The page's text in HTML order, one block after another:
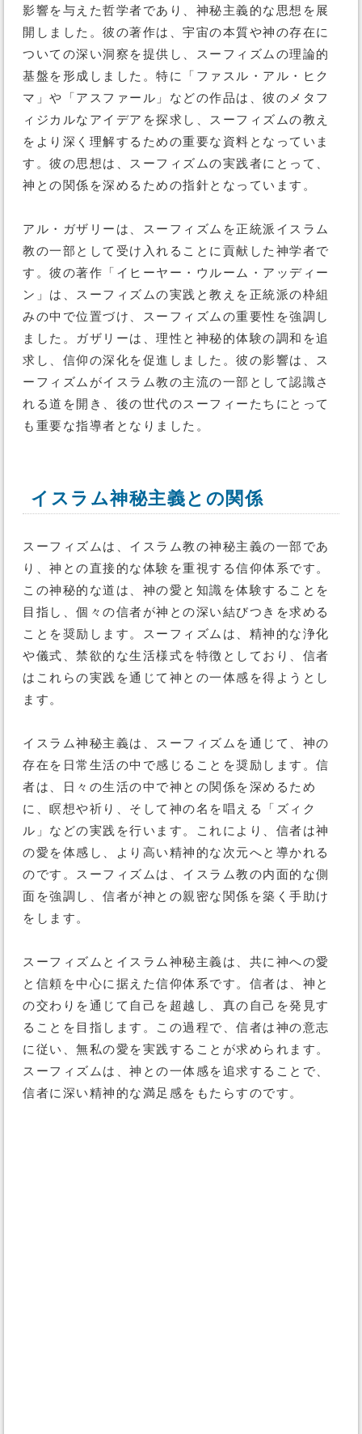
影響を与えた哲学者であり、神秘主義的な思想を展
開しました。彼の著作は、宇宙の本質や神の存在に
ついての深い洞察を提供し、スーフィズムの理論的
基盤を形成しました。特に「ファスル・アル・ヒク
マ」や「アスファール」などの作品は、彼のメタフ
ィジカルなアイデアを探求し、スーフィズムの教え
をより深く理解するための重要な資料となっていま
す。彼の思想は、スーフィズムの実践者にとって、
神との関係を深めるための指針となっています。
アル・ガザリーは、スーフィズムを正統派イスラム
教の一部として受け入れることに貢献した神学者で
す。彼の著作「イヒーヤー・ウルーム・アッディー
ン」は、スーフィズムの実践と教えを正統派の枠組
みの中で位置づけ、スーフィズムの重要性を強調し
ました。ガザリーは、理性と神秘的体験の調和を追
求し、信仰の深化を促進しました。彼の影響は、ス
ーフィズムがイスラム教の主流の一部として認識さ
れる道を開き、後の世代のスーフィーたちにとって
も重要な指導者となりました。
イスラム神秘主義との関係
スーフィズムは、イスラム教の神秘主義の一部であ
り、神との直接的な体験を重視する信仰体系です。
この神秘的な道は、神の愛と知識を体験することを
目指し、個々の信者が神との深い結びつきを求める
ことを奨励します。スーフィズムは、精神的な浄化
や儀式、禁欲的な生活様式を特徴としており、信者
はこれらの実践を通じて神との一体感を得ようとし
ます。
イスラム神秘主義は、スーフィズムを通じて、神の
存在を日常生活の中で感じることを奨励します。信
者は、日々の生活の中で神との関係を深めるため
に、瞑想や祈り、そして神の名を唱える「ズィク
ル」などの実践を行います。これにより、信者は神
の愛を体感し、より高い精神的な次元へと導かれる
のです。スーフィズムは、イスラム教の内面的な側
面を強調し、信者が神との親密な関係を築く手助け
をします。
スーフィズムとイスラム神秘主義は、共に神への愛
と信頼を中心に据えた信仰体系です。信者は、神と
の交わりを通じて自己を超越し、真の自己を発見す
ることを目指します。この過程で、信者は神の意志
に従い、無私の愛を実践することが求められます。
スーフィズムは、神との一体感を追求することで、
信者に深い精神的な満足感をもたらすのです。